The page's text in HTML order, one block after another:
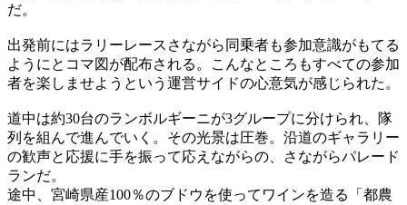
だ。
出発前にはラリーレースさながら同乗者も参加意識がもてる
ようにとコマ図が配布される。こんなところもすべての参加
者を楽しませようという運営サイドの心意気が感じられた。
道中は約30台のランボルギーニが3グループに分けられ、隊
列を組んで進んでいく。その光景は圧巻。沿道のギャラリー
の歓声と応援に手を振って応えながらの、さながらパレード
ランだ。
途中、宮崎県産100％のブドウを使ってワインを造る「都農